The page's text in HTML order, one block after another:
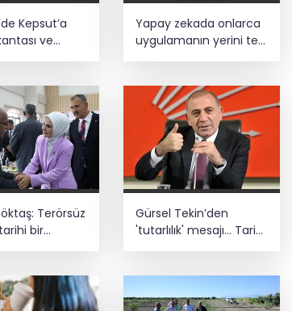
Kepsut’a
ve
Yapay zekada onlarca
uygulamanın yerini tek
Terörsüz
bir
Gürsel Tekin’den
'tutarlılık' mesajı... Tarihi
meselelerde pusula